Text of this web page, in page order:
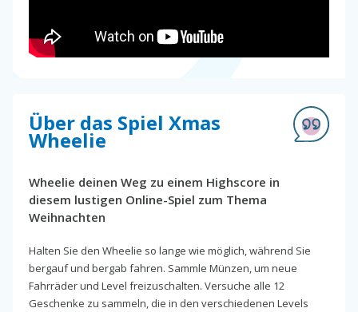
Über das Spiel Xmas
Wheelie
Wheelie deinen Weg zu einem Highscore in
diesem lustigen Online-Spiel zum Thema
Weihnachten
Halten Sie den Wheelie so lange wie möglich, während Sie
bergauf und bergab fahren. Sammle Münzen, um neue
Fahrräder und Level freizuschalten. Versuche alle 12
Geschenke zu sammeln, die in den verschiedenen Levels